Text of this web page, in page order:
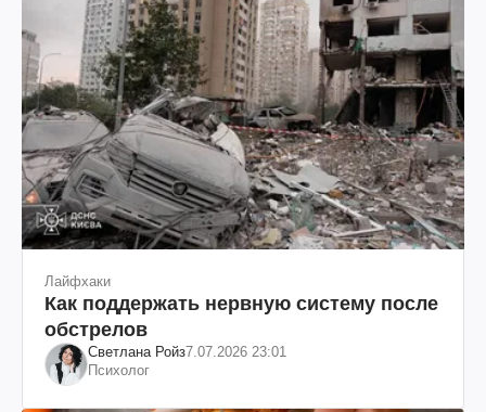
Лайфхаки
Как поддержать нервную систему после
обстрелов
Светлана Ройз7.07.2026 23:01
Психолог